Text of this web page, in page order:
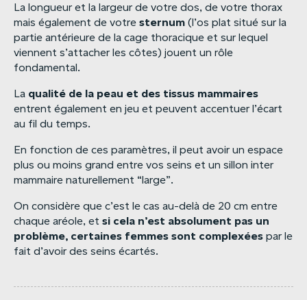
La longueur et la largeur de votre dos, de votre thorax
mais également de votre sternum (l’os plat situé sur la
partie antérieure de la cage thoracique et sur lequel
viennent s’attacher les côtes) jouent un rôle
fondamental.
La qualité de la peau et des tissus mammaires
entrent également en jeu et peuvent accentuer l’écart
au fil du temps.
En fonction de ces paramètres, il peut avoir un espace
plus ou moins grand entre vos seins et un sillon inter
mammaire naturellement “large”.
On considère que c’est le cas au-delà de 20 cm entre
chaque aréole, et si cela n’est absolument pas un
problème, certaines femmes sont complexées par le
fait d’avoir des seins écartés.